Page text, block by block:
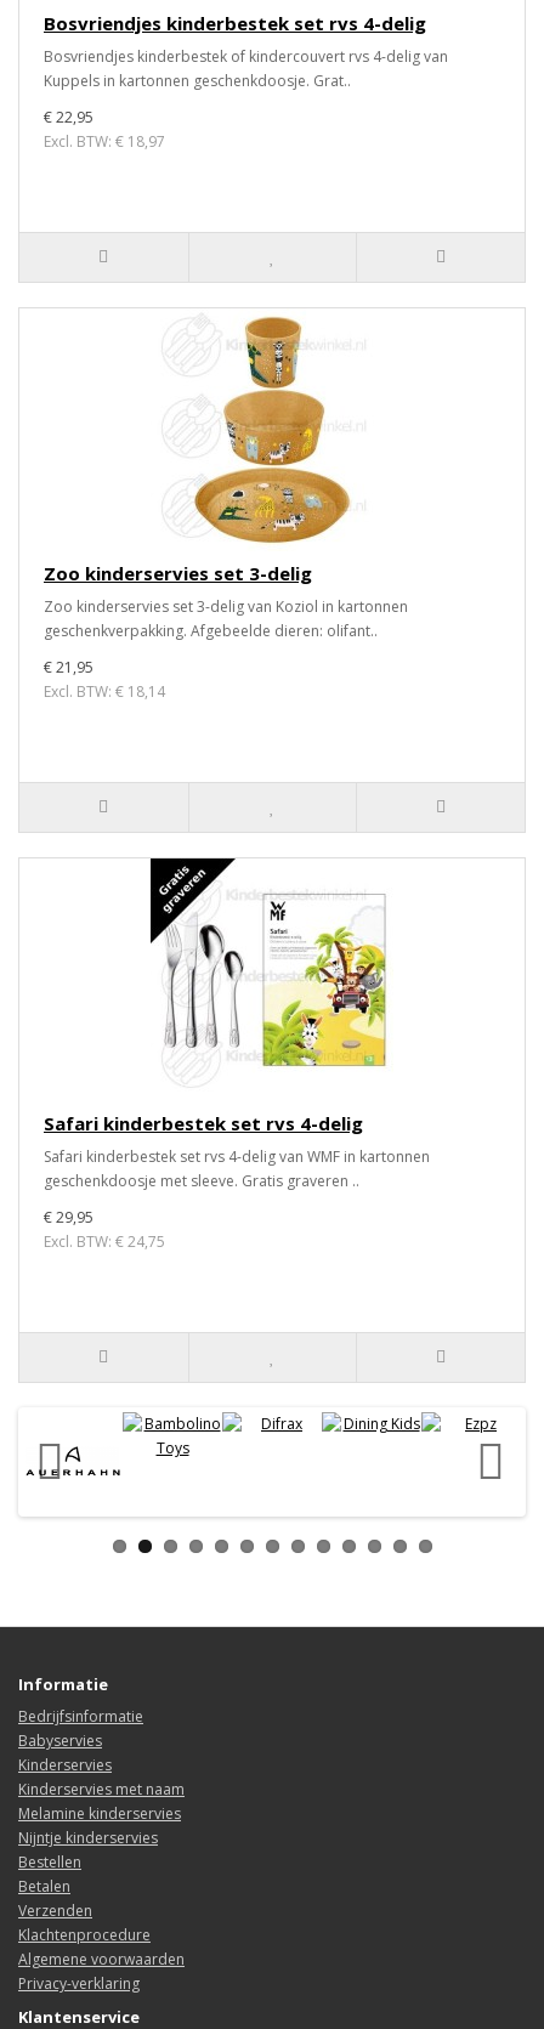
Bosvriendjes kinderbestek set rvs 4-delig
Bosvriendjes kinderbestek of kindercouvert rvs 4-delig van
Kuppels in kartonnen geschenkdoosje. Grat..
€ 22,95
Excl. BTW: € 18,97
Zoo kinderservies set 3-delig
Zoo kinderservies set 3-delig van Koziol in kartonnen
geschenkverpakking. Afgebeelde dieren: olifant..
€ 21,95
Excl. BTW: € 18,14
Safari kinderbestek set rvs 4-delig
Safari kinderbestek set rvs 4-delig van WMF in kartonnen
geschenkdoosje met sleeve. Gratis graveren ..
€ 29,95
Excl. BTW: € 24,75
Informatie
Bedrijfsinformatie
Babyservies
Kinderservies
Kinderservies met naam
Melamine kinderservies
Nijntje kinderservies
Bestellen
Betalen
Verzenden
Klachtenprocedure
Algemene voorwaarden
Privacy-verklaring
Klantenservice